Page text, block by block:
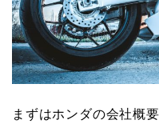
まずはホンダの会社概